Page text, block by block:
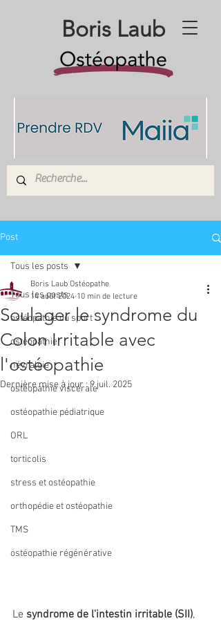
Boris Laub
Post
Tous les posts
ostéopathie du sport
ostéopathie
névralgie
ostéopathie viscérale
ostéopathie pédiatrique
ORL
torticolis
stress et ostéopathie
orthopédie et ostéopathie
TMS
ostéopathie régénérative
Tous les posts
Soulager le syndrome du
Colon Irritable avec
l'ostéopathie
Boris Laub Ostéopathe
14 août 2024 10 min de lecture
Dernière mise à jour :9 juil. 2025
Le syndrome de l'intestin irritable (SII),